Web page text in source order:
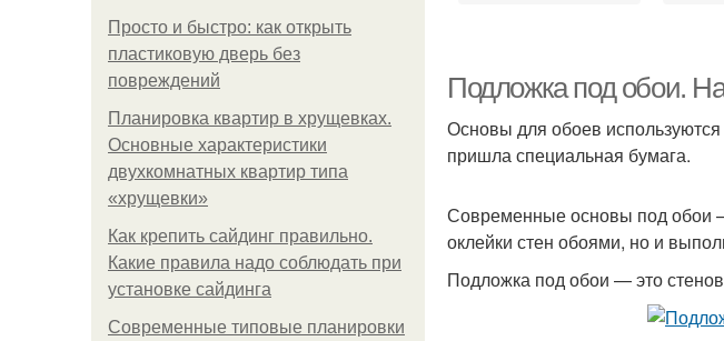
Просто и быстро: как открыть
пластиковую дверь без
повреждений
Планировка квартир в хрущевках.
Основные характеристики
двухкомнатных квартир типа
«хрущевки»
Как крепить сайдинг правильно.
Какие правила надо соблюдать при
установке сайдинга
Современные типовые планировки
Подложка под обои.
Основы для обоев
пришла специальная бумага.
Современные основы под обои
оклейки стен обоями, но и
Подложка под обои — это